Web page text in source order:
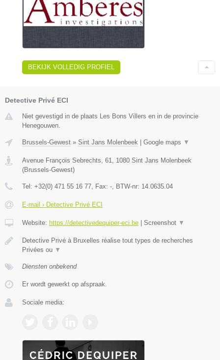
BEKIJK VOLLEDIG PROFIEL
Detective Privé ECI
Niet gevestigd in de plaats Les Bons Villers en in de provincie
Henegouwen.
Brussels-Gewest » Sint Jans Molenbeek Google maps ▼
Avenue François Sebrechts, 61, 1080 Sint Jans Molenbeek
(Brussels-Gewest)
Tel: +32(0) 471 55 16 77, Fax: -, BTW-nr: 14.0635.04
E-mail › Detective Privé ECI
Website: https://detectivedequiper-eci.be Screenshot ▼
Detective Privé à Bruxelles réalise tout types de recherches
Privées ou ▼
Diensten onbekend
Er wordt gewerkt op afspraak.
Sociale media: